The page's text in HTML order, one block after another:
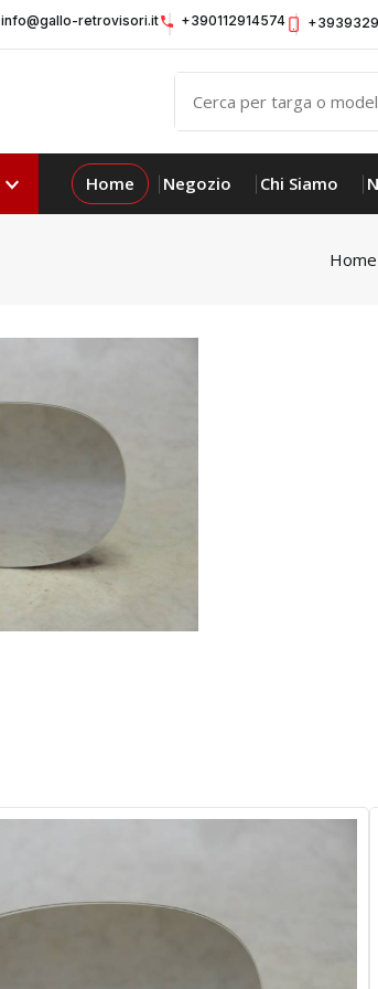
info@gallo-retrovisori.it +390112914574
Home Negozio Chi Siamo
Home